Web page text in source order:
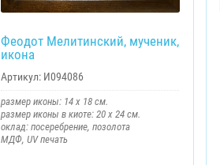
Феодот Мелитинский, мученик,
икона
Артикул: И094086
размер иконы: 14 х 18 см.
размер иконы в киоте: 20 х 24 см.
оклад: посеребрение, позолота
МДФ, UV печать